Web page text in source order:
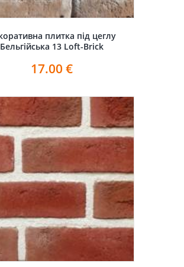
плитка під цеглу
Бельгійська 13 Loft-Brick
17.00 €